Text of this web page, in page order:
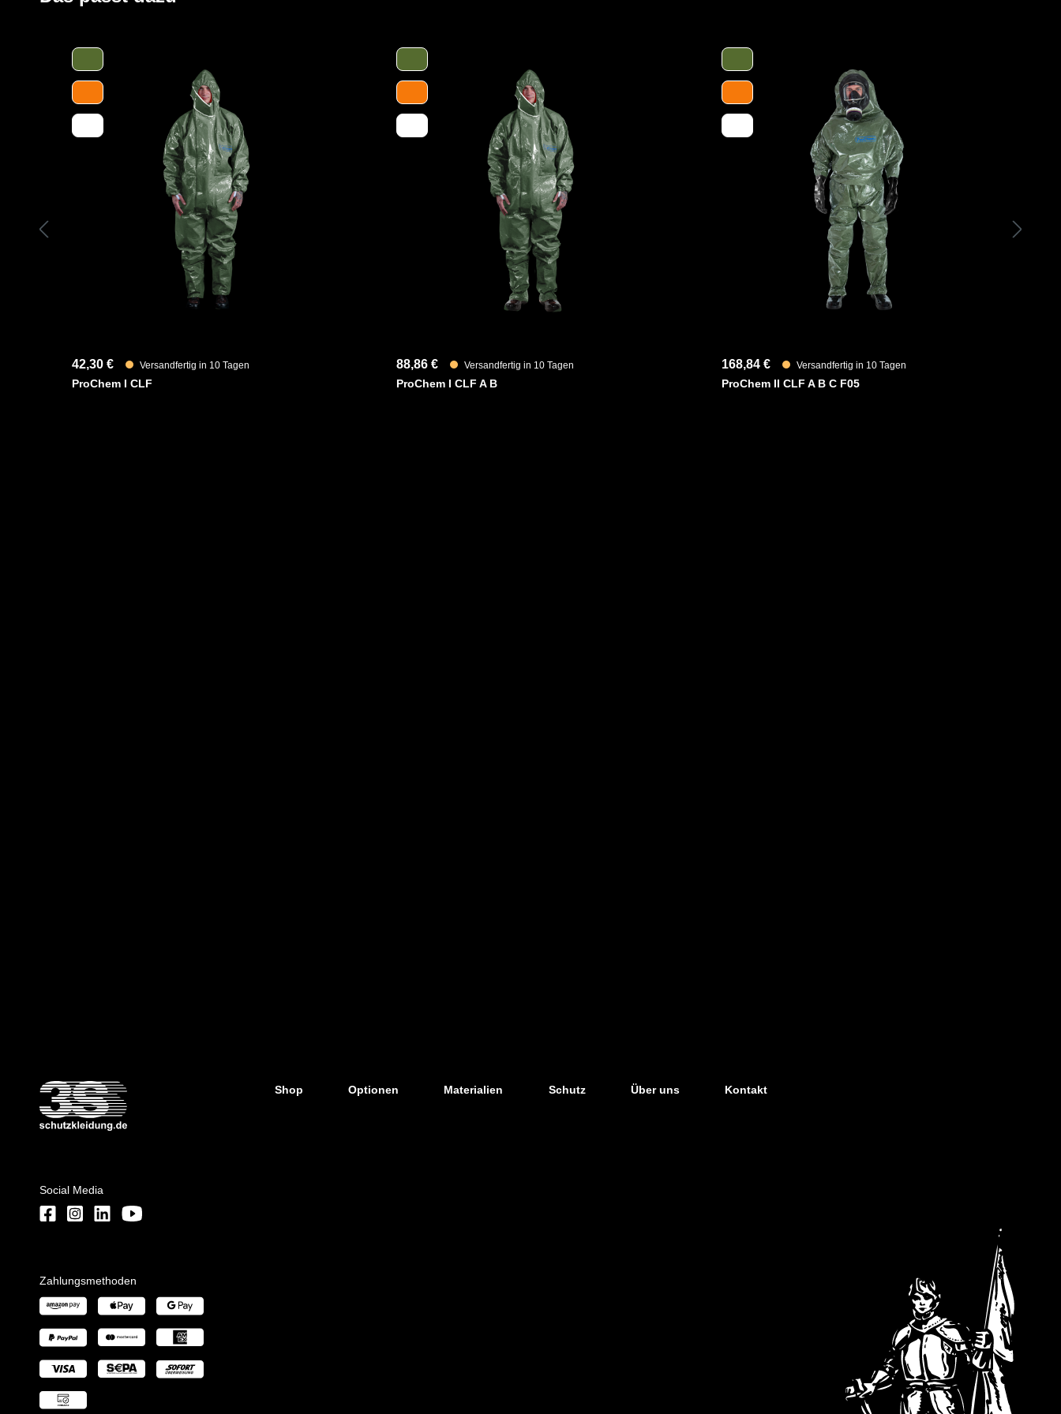
Der Stiefel ist durch seine besondere Sohle verglichen mit anderen Stiefeln mit PVC-Sohle bis zu
30 % rutschsicherer (EN 13287 und SATRA TM 144-geprüft, britischer Standard) und kann dank
selbiger zusätzlich noch durch ein selbstreinigendes gröberes Profil, eine extreme
Abriebfestigkeit (Abriebskoeffizient 0,9 gegenüber der Mindestnormanforderung von 0,4) und eine
höhere Schnittfestigkeit überzeugen.
Des Weiteren ist der Stiefel dank einer Temperaturbeständigkeit von – 30° C bis + 300° C (max.
bis 60 Sekunden! -- gemäß EN 344-1 – 4.8.8), einem Ausbleiben von "kreiden" (Streifen ziehen
auf Fliesen und Kunststoffböden) und einer antistatischen Ausrüstung sehr vielseitig einsetzbar.
- Weiter Schaft aus kältestabilisiertem Polyflex-
PU-Compound-Synthesekunststoff
- Spezialnitril-Absatzsohle mit
Compoundzwischensohle
- Flexible Stahlzwischensohle
- Trittfeste Fersenleiste
- 200 Joule-Stahlkappe
- Verstärkter Rist- und Knöchelschutz
- 38 cm hoher Schaft, kürzbar auf 30 cm
- Nicht saugendes nahtlos verarbeitetes
Polyester-Innengewebe
- Feuchtigkeits- und temperaturausgleichende
Nadelvlies-Innensohle
- Stiefel sind bei max. + 40° C in der
Waschmaschine hygienisch bei Einstellung
Schonwäsche waschbar
- CE Kat. III, EN ISO 20345-S 5 P, CI, HRO,
SRC, FO, E, A, NFPA 1991
42,30 € Versandfertig in 10 Tagen
ProChem I CLF
88,86 € Versandfertig in 10 Tagen
ProChem I CLF A B
168,84 € Versandfertig in 10 Tagen
ProChem II CLF A B C F05
Social Media
Zahlungsmethoden
Shop Optionen Materialien Schutz Über uns Kontakt